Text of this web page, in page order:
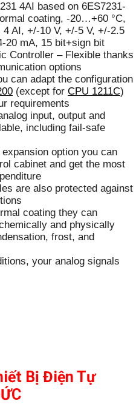
4AI based on 6ES7231-
coating, -20…+60 °C,
AI, +/-10 V, +/-5 V, +/-2.5
20 mA, 15 bit+sign bit
Controller – Flexible thanks
options
can adapt the configuration
(except for CPU 1211C)
requirements
input, output and
including fail-safe
option you can
cabinet and get the most
are also protected against
coating they can
and physically
frost, and
your analog signals
Bị Điện Tự